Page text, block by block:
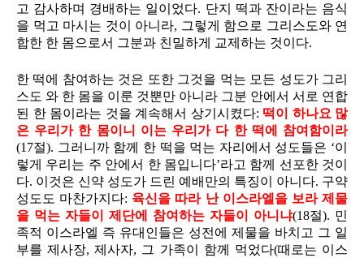
고 감사하며 경배하는 일이었다. 단지 떡과 잔이라는 음식
을 먹고 마시는 것이 아니라, 그렇게 함으로 그리스도와 연
합한 한 몸으로서 그분과 친밀하게 교제하는 것이다.
한 떡에 참여하는 것은 또한 그것을 먹는 모든 성도가 그리
스도 와 한 몸을 이룬 것뿐만 아니라 그분 안에서 서로 연합
된 한 몸이라는 것을 계속해서 상기시켰다: 떡이 하나요 많
은 우리가 한 몸이니 이는 우리가 다 한 떡에 참여함이라
(17절). 그러니까 함께 한 떡을 먹는 자리에서 성도들은 ‘이
렇게 우리는 주 안에서 한 몸입니다’라고 함께 선포한 것이
다. 이것은 신약 성도가 드린 예배만의 특징이 아니다. 구약
성도도 마찬가지다: 육신을 따라 난 이스라엘을 보라 제물
을 먹는 자들이 제단에 참여하는 자들이 아니냐(18절). 민
족적 이스라엘 즉 유대인들은 성전에 제물을 바치고 그 일
부를 제사장, 제사자, 그 가족이 함께 먹었다(때로는 이스